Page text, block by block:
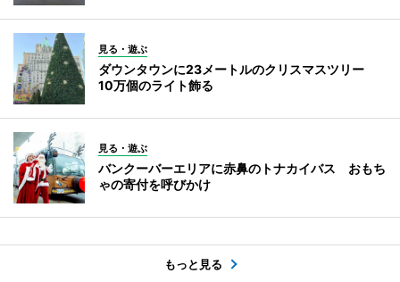
見る・遊ぶ
ダウンタウンに23メートルのクリスマスツリー
10万個のライト飾る
見る・遊ぶ
バンクーバーエリアに赤鼻のトナカイバス おもち
ゃの寄付を呼びかけ
もっと見る